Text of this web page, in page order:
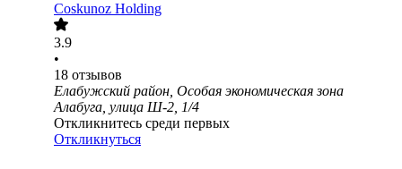
Coskunoz Holding
3.9
•
18 отзывов
Елабужский район, Особая экономическая зона
Алабуга, улица Ш-2, 1/4
Откликнитесь среди первых
Откликнуться